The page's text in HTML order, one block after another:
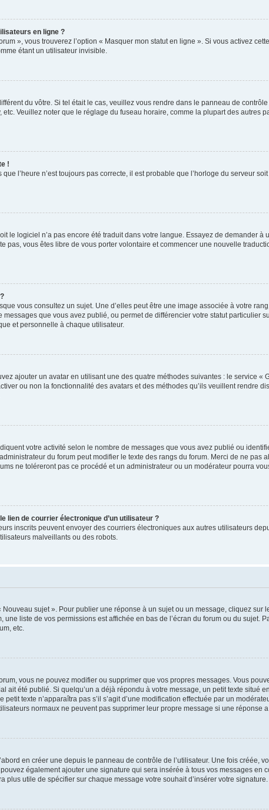
en ligne ?
», vous trouverez l’option « Masquer mon statut en ligne ». Si vous activez
étant un utilisateur invisible.
du vôtre. Si tel était le cas, veuillez vous rendre dans le panneau de
Veuillez noter que le réglage du fuseau horaire, comme la plupart des autres
!
l’heure n’est toujours pas correcte, il est probable que l’horloge du serveur
le logiciel n’a pas encore été traduit dans votre langue. Essayez de demander à
pas, vous êtes libre de vous porter volontaire et commencer une nouvelle
vous consultez un sujet. Une d’elles peut être une image associée à votre
que vous avez publié, ou permet de différencier votre statut particulier
et personnelle à chaque utilisateur.
ajouter un avatar en utilisant une des quatre méthodes suivantes : le service «
ou non la fonctionnalité des avatars et des méthodes qu’ils veuillent rendre
votre activité selon le nombre de messages que vous avez publié ou
du forum peut modifier le texte des rangs du forum. Merci de ne pas
ne toléreront pas ce procédé et un administrateur ou un modérateur pourra
lien de courrier électronique d’un utilisateur ?
inscrits peuvent envoyer des courriers électroniques aux autres utilisateurs
malveillants ou des robots.
sujet ». Pour publier une réponse à un sujet ou un message, cliquez sur
liste de vos permissions est affichée en bas de l’écran du forum ou du sujet.
etc.
vous ne pouvez modifier ou supprimer que vos propres messages. Vous
ait été publié. Si quelqu’un a déjà répondu à votre message, un petit texte situé
texte n’apparaîtra pas s’il s’agit d’une modification effectuée par un
normaux ne peuvent pas supprimer leur propre message si une réponse a
en créer une depuis le panneau de contrôle de l’utilisateur. Une fois créée,
également ajouter une signature qui sera insérée à tous vos messages
plus utile de spécifier sur chaque message votre souhait d’insérer votre signature.